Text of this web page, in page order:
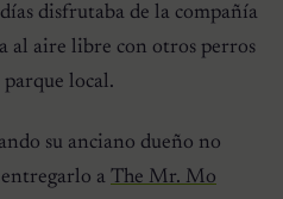
disfrutaba de la compañía
al aire libre con otros perros
parque local.
su anciano dueño no
a The Mr. Mo